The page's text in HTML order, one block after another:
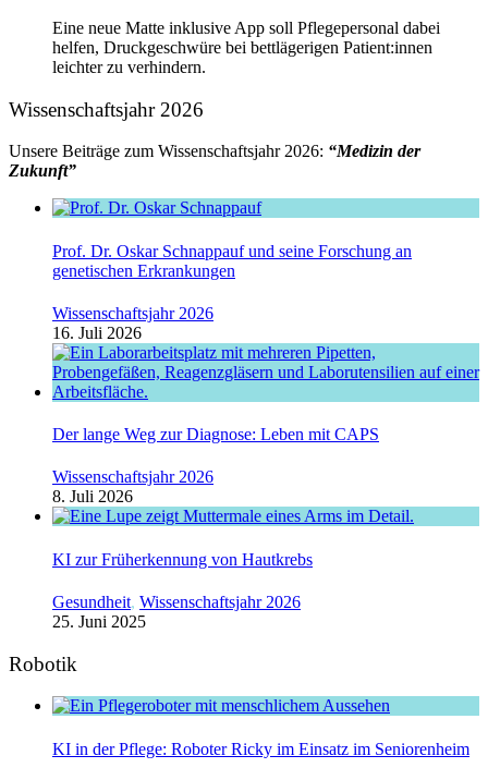
Eine neue Matte inklusive App soll Pflegepersonal dabei
helfen, Druckgeschwüre bei bettlägerigen Patient:innen
leichter zu verhindern.
Wissenschaftsjahr 2026
Unsere Beiträge zum Wissenschaftsjahr 2026: “Medizin der
Zukunft”
Prof. Dr. Oskar Schnappauf und seine Forschung an
genetischen Erkrankungen
Wissenschaftsjahr 2026
16. Juli 2026
Der lange Weg zur Diagnose: Leben mit CAPS
Wissenschaftsjahr 2026
8. Juli 2026
KI zur Früherkennung von Hautkrebs
Gesundheit, Wissenschaftsjahr 2026
25. Juni 2025
Robotik
KI in der Pflege: Roboter Ricky im Einsatz im Seniorenheim